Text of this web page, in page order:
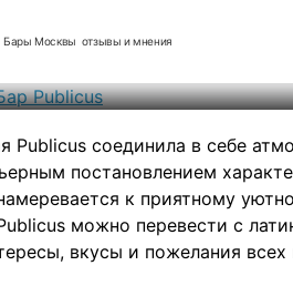
Бары Москвы отзывы и мнения
Publicus соединила в себе
постановлением
к приятному
можно перевести с
вкусы и пожелания всех